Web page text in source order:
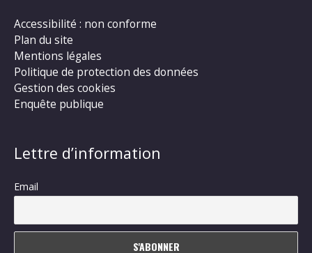
Accessibilité : non conforme
Plan du site
Mentions légales
Politique de protection des données
Gestion des cookies
Enquête publique
Lettre d’information
Email